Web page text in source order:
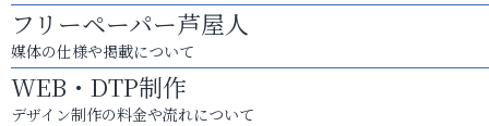
フリーペーパー芦屋人
媒体の仕様や掲載について
WEB・DTP制作
デザイン制作の料金や流れについて